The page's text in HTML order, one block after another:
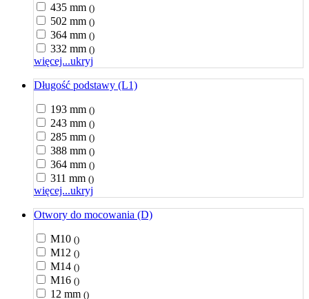
435 mm ()
502 mm ()
364 mm ()
332 mm ()
więcej...ukryj
Długość podstawy (L1)
193 mm ()
243 mm ()
285 mm ()
388 mm ()
364 mm ()
311 mm ()
więcej...ukryj
Otwory do mocowania (D)
M10 ()
M12 ()
M14 ()
M16 ()
12 mm ()